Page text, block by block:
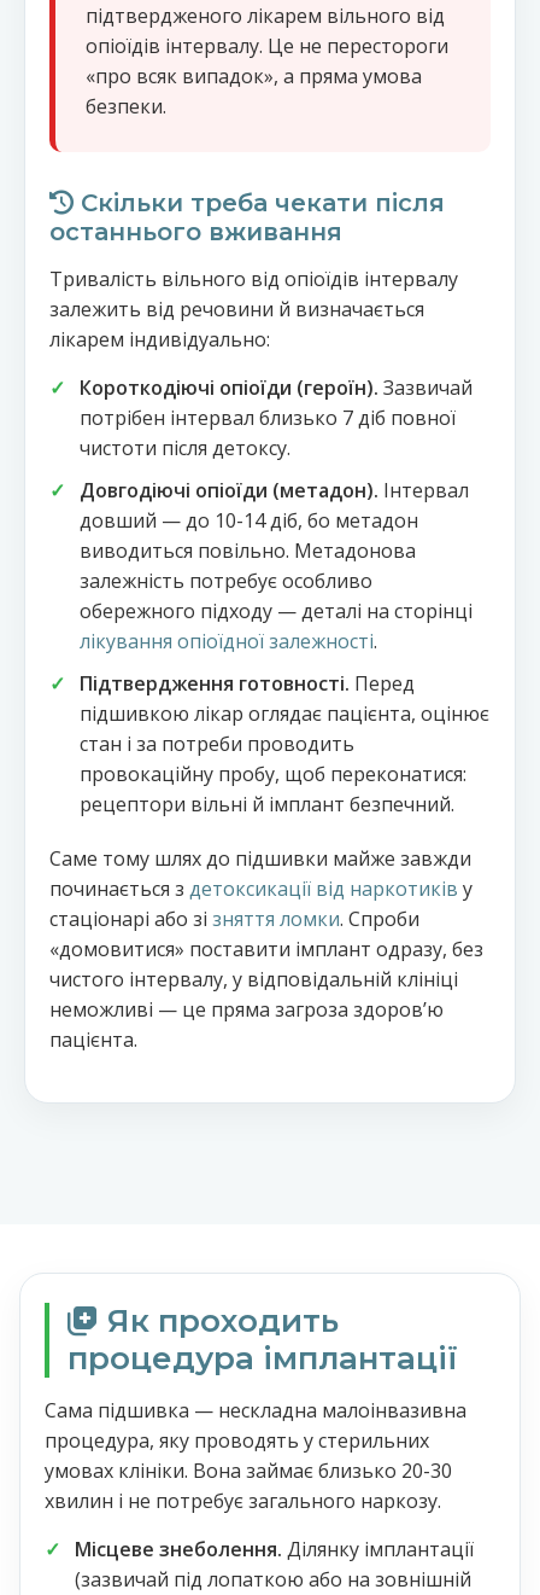
підтвердженого лікарем вільного від
опіоїдів інтервалу. Це не перестороги
«про всяк випадок», а пряма умова
безпеки.
Скільки треба чекати після
останнього вживання
Тривалість вільного від опіоїдів інтервалу
залежить від речовини й визначається
лікарем індивідуально:
Короткодіючі опіоїди (героїн). Зазвичай
потрібен інтервал близько 7 діб повної
чистоти після детоксу.
Довгодіючі опіоїди (метадон). Інтервал
довший — до 10-14 діб, бо метадон
виводиться повільно. Метадонова
залежність потребує особливо
обережного підходу — деталі на сторінці
лікування опіоїдної залежності.
Підтвердження готовності. Перед
підшивкою лікар оглядає пацієнта, оцінює
стан і за потреби проводить
провокаційну пробу, щоб переконатися:
рецептори вільні й імплант безпечний.
Саме тому шлях до підшивки майже завжди
починається з детоксикації від наркотиків у
стаціонарі або зі зняття ломки. Спроби
«домовитися» поставити імплант одразу, без
чистого інтервалу, у відповідальній клініці
неможливі — це пряма загроза здоровʼю
пацієнта.
Як проходить
процедура імплантації
Сама підшивка — нескладна малоінвазивна
процедура, яку проводять у стерильних
умовах клініки. Вона займає близько 20-30
хвилин і не потребує загального наркозу.
Місцеве знеболення. Ділянку імплантації
(зазвичай під лопаткою або на зовнішній